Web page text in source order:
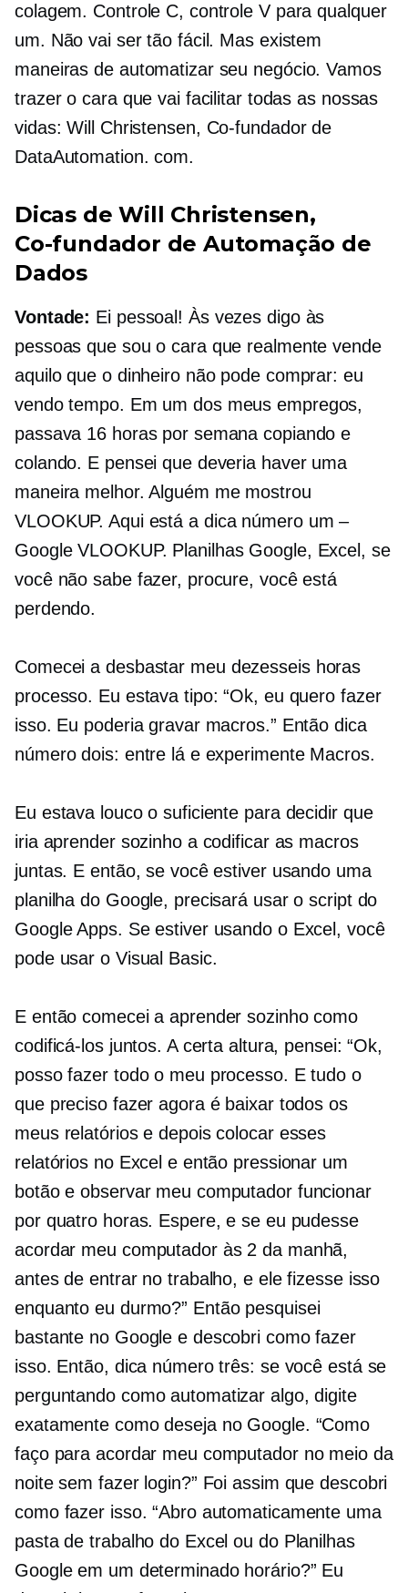
colagem. Controle C, controle V para qualquer
um. Não vai ser tão fácil. Mas existem
maneiras de automatizar seu negócio. Vamos
trazer o cara que vai facilitar todas as nossas
vidas: Will Christensen, Co-fundadorde
DataAutomation. com.
Dicas de Will Christensen,
Co-fundador de Automação de
Dados
Vontade: Ei pessoal! Às vezes digo às
pessoas que sou o cara que realmente vende
aquilo que o dinheiro não pode comprar: eu
vendo tempo. Em um dos meus empregos,
passava 16 horas por semana copiando e
colando. E pensei que deveria haver uma
maneira melhor. Alguém me mostrou
VLOOKUP. Aqui está a dica número um –
Google VLOOKUP. Planilhas Google, Excel, se
você não sabe fazer, procure, você está
perdendo.
Comecei a desbastar meu dezesseis horas
processo. Eu estava tipo: “Ok, eu quero fazer
isso. Eu poderia gravar macros.” Então dica
número dois: entre lá e experimente Macros.
Eu estava louco o suficiente para decidir que
iria aprender sozinho a codificar as macros
juntas. E então, se você estiver usando uma
planilha do Google, precisará usar o script do
Google Apps. Se estiver usando o Excel, você
pode usar o Visual Basic.
E então comecei a aprender sozinho como
codificá-los juntos. A certa altura, pensei: “Ok,
posso fazer todo o meu processo. E tudo o
que preciso fazer agora é baixar todos os
meus relatórios e depois colocar esses
relatórios no Excel e então pressionar um
botão e observar meu computador funcionar
por quatro horas. Espere, e se eu pudesse
acordar meu computador às 2 da manhã,
antes de entrar no trabalho, e ele fizesse isso
enquanto eu durmo?” Então pesquisei
bastante no Google e descobri como fazer
isso. Então, dica número três: se você está se
perguntando como automatizar algo, digite
exatamente como deseja no Google. “Como
faço para acordar meu computador no meio da
noite sem fazer login?” Foi assim que descobri
como fazer isso. “Abro automaticamente uma
pasta de trabalho do Excel ou do Planilhas
Google em um determinado horário?” Eu